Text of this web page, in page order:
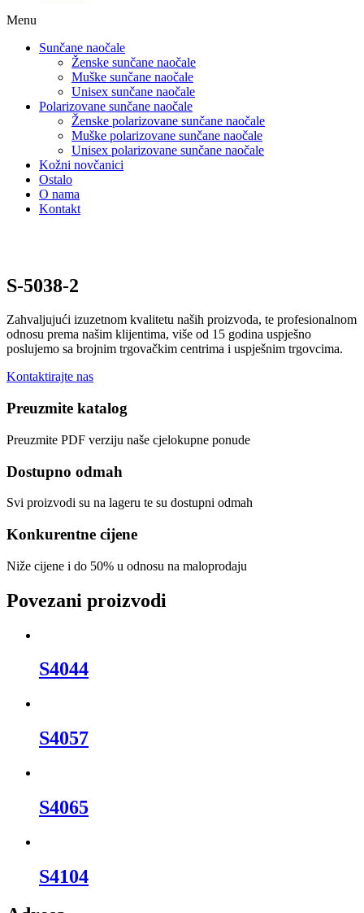
Menu
Sunčane naočale
Ženske sunčane naočale
Muške sunčane naočale
Unisex sunčane naočale
Polarizovane sunčane naočale
Ženske polarizovane sunčane naočale
Muške polarizovane sunčane naočale
Unisex polarizovane sunčane naočale
Kožni novčanici
Ostalo
O nama
Kontakt
S-5038-2
Zahvaljujući izuzetnom kvalitetu naših proizvoda, te profesionalnom
odnosu prema našim klijentima, više od 15 godina uspješno
poslujemo sa brojnim trgovačkim centrima i uspješnim trgovcima.
Kontaktirajte nas
Preuzmite katalog
Preuzmite PDF verziju naše cjelokupne ponude
Dostupno odmah
Svi proizvodi su na lageru te su dostupni odmah
Konkurentne cijene
Niže cijene i do 50% u odnosu na maloprodaju
Povezani proizvodi
S4044
S4057
S4065
S4104